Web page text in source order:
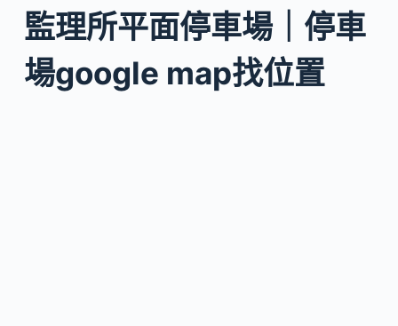
監理所平面停車場｜停車
場google map找位置